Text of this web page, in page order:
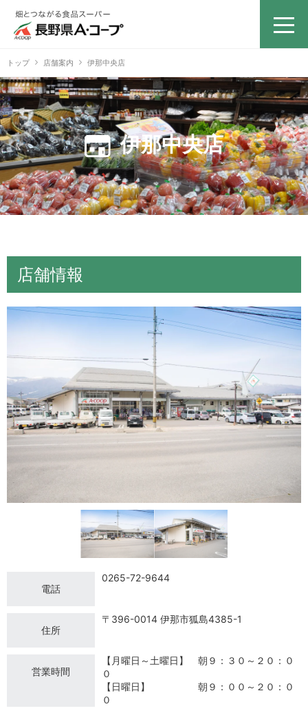
トップ 店舗案内 伊那中央店
伊那中央店
店舗情報
電話
0265-72-9644
住所
〒396-0014 伊那市狐島4385-1
営業時間
【月曜日～土曜日】 朝９：３０～２０：０
０
【日曜日】 朝９：００～２０：０
０